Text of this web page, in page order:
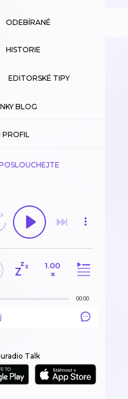
ODEBÍRANÉ
HISTORIE
EDITORSKÉ TIPY
BLOG
PROFIL
1.00
×
00:00
Talk